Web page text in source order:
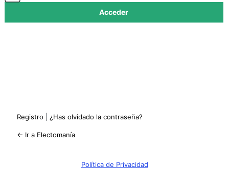
Registro ¿Has olvidado la contraseña?
← Ir a Electomanía
Política de Privacidad